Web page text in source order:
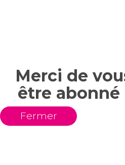
Merci de
être abonné
Fermer